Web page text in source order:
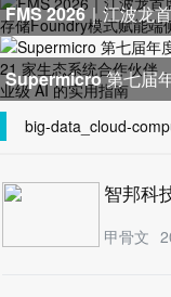
轮回购落地坚定长期
FMS 2026｜江波龙
士：存储Foundry模
Supermicro 第七届
汇聚 21 家生态系统
big-data_cloud-
智邦科
甲骨文